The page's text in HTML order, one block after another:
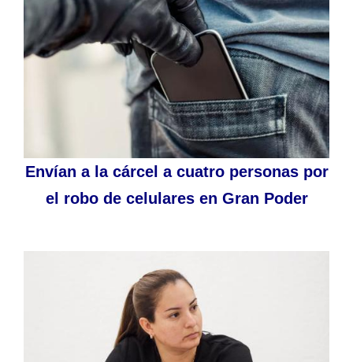
Envían a la cárcel a cuatro personas por
el robo de celulares en Gran Poder